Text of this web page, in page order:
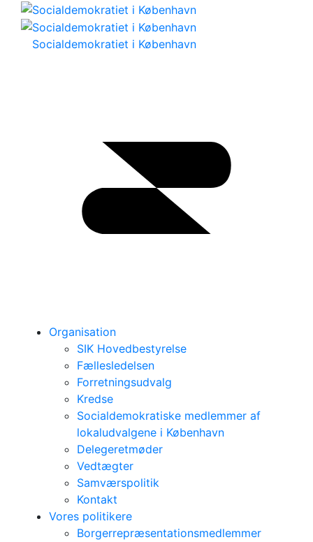
Socialdemokratiet i København
Organisation
SIK Hovedbestyrelse
Fællesledelsen
Forretningsudvalg
Kredse
Socialdemokratiske medlemmer af
lokaludvalgene i København
Delegeretmøder
Vedtægter
Samværspolitik
Kontakt
Vores politikere
Borgerrepræsentationsmedlemmer